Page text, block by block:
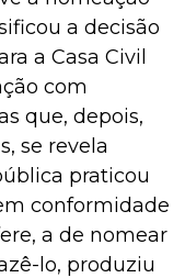
a decisão
a Casa Civil
com
que, depois,
se revela
praticou
conformidade
a de nomear
lo, produziu